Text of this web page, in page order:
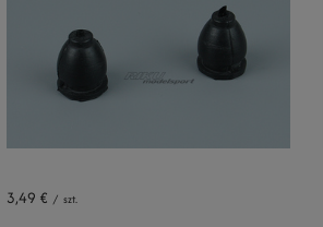
3,49 € / szt.